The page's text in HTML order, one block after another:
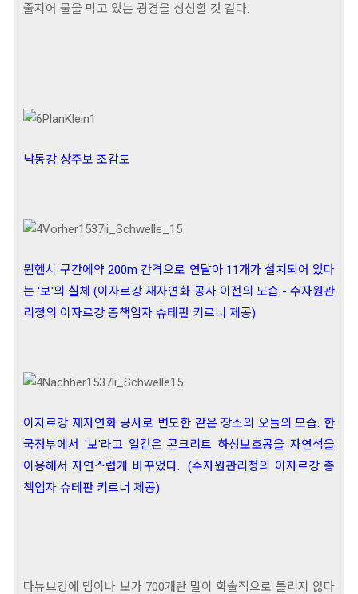
줄지어 물을 막고 있는 광경을 상상할 것 같다.
낙동강 상주보 조감도
뮌헨시 구간에약 200m 간격으로 연달아 11개가 설치되어 있다
는 '보'의 실체 (이자르강 재자연화 공사 이전의 모습 - 수자원관
리청의 이자르강 총책임자 슈테판 키르너 제공)
이자르강 재자연화 공사로 변모한 같은 장소의 오늘의 모습. 한
국정부에서 '보'라고 일컫은 콘크리트 하상보호공을 자연석을
이용해서 자연스럽게 바꾸었다. (수자원관리청의 이자르강 총
책임자 슈테판 키르너 제공)
다뉴브강에 댐이나 보가 700개란 말이 학술적으로 틀리지 않다